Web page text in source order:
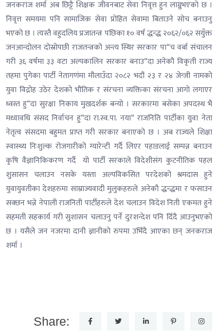
जनकराज शर्मा अब छिट्टै शिक्षक जीवनबाट सेवा निवृत्त हुन लाग्नुभएको छ ।
निवृत्त समयमा पनि सामाजिक सेवा प्रोहित सेवामा बिताउने सोच बनाउनु
भएको छ । त्यस्तै वहुदलिय प्रजातन्त्र पछिका १० वर्ष द्धन्द्ध २०६२/०६२ सयुँक्त
जनआन्दोलन दोस्रोपछी राजतन्त्रको अन्त्य स्थिर सरकार पा“च वर्बा संचालन
गरी ३६ वर्षमा ३३ वटा अल्पकालिन सरकार बनाउ“दा अनेकौ विकृती राज्य
तहमा पुगेका पार्टी नेतागणंमा मौलाउँदा २०८२ भदौं २३ र २४ जेन्जी नामको
युवा विद्रोह उठेर देशको भौतिक र संरचना व्यक्तिका संरचना आगो लगाएर
ध्वस्त हु“दा सुरक्षा निकाय मुखदर्शक बन्यो । सरकारमा बसेका अपदस्थ भै
मध्यावधि संसद निर्वाचन हु“दा रा.स्व.पा. नया“ राजनिति पार्टीका युवा नेता
नेतृत्व संसदमा बहुमत प्राप्त गरी सरकार बनाएको छ । अब राज्यले शिक्षा
स्वास्थ्य निःशुल्क रोजगारीको ग्यारेन्टी गर्दै लिएर पहाडलाई सम्पन्न बनाउन
कृषि वैज्ञानिकिकरण गर्दै यो पार्टी सरकाले विदेशीसंग कुटनीतिक पहल
शुसासन चलाउन नसके यस्ता अल्पविकसित परदेशको श्रमदास हुने
युवायुवतीका देशहरुमा साम्राज्यवादी मुलुकहरुले अनेकौ द्धन्द्धमा र फसाउन
सक्छन भन्ने नेपाली राजनिती पार्टीहरुले देश चलाउन विदेश निती एकमत हुने
सहमती सहकार्य गरी सुशासन चलाउनु पर्ने दुरशन्देश पनि दिँदै आउनुभएको
छ । यसैले जन नजरमा दानी ज्ञानीको रुपमा उभिँदै आएका छन् जनकराज
शर्मा ।
Share: